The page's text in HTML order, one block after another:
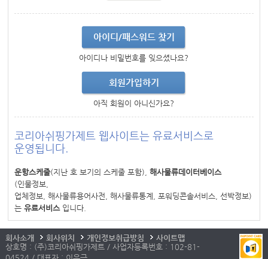
아이디/패스워드 찾기
아이디나 비밀번호를 잊으셨나요?
회원가입하기
아직 회원이 아니신가요?
코리아쉬핑가제트 웹사이트는 유료서비스로
운영됩니다.
운항스케줄(지난 호 보기의 스케줄 포함),해사물류데이터베이스
(인물정보,
업체정보, 해사물류용어사전, 해사물류통계, 포워딩콘솔서비스, 선박정보)
는유료서비스입니다.
회사소개 회사위치 개인정보취급방침
사이트맵
상호명 : (주)코리아쉬핑가제트 / 사업자등록번호 : 102-81-